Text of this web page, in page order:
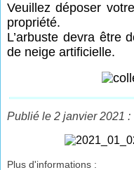
Veuillez déposer
propriété.
L’arbuste devra être
de neige artificielle.
Publié le 2 janvier 2021 :
Plus d'informations :